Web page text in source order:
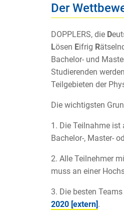
Der
DOPPLERS, die D
Lösen Eifrig R
Bachelor- und
Studierenden
Teilgebieten der
Die wichtigsten
1. Die Teilnahme
Bachelor-, Master-
2. Alle Teilnehmer
muss an einer
3. Die besten
2020 [extern].